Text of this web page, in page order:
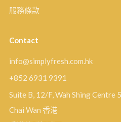
服務條款
Contact
info@simplyfresh.com.hk
+852 6931 9391
Suite B, 12/F, Wah Shing Centre
Chai Wan 香港